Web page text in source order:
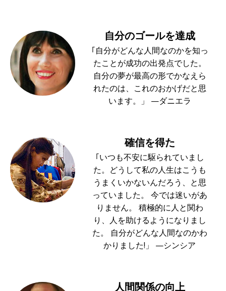
自分のゴールを達成
｢自分がどんな人間なのかを知っ
たことが成功の出発点でした。
自分の夢が最高の形でかなえら
れたのは、これのおかげだと思
います。」 —ダニエラ
確信を得た
｢いつも不安に駆られていまし
た。どうして私の人生はこうも
うまくいかないんだろう、と思
っていました。 今では迷いがあ
りません。 積極的に人と関わ
り、人を助けるようになりまし
た。 自分がどんな人間なのかわ
かりました!」 —シンシア
人間関係の向上